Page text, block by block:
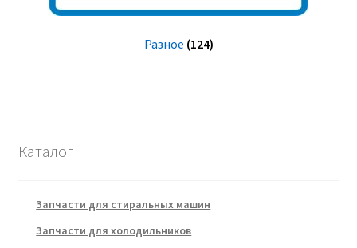
Разное (124)
Каталог
Запчасти для стиральных машин
Запчасти для холодильников